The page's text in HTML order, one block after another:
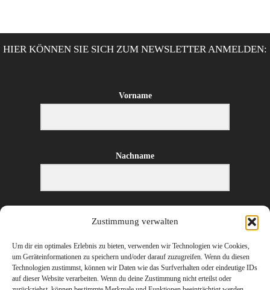
Zustimmung verwalten
Um dir ein optimales Erlebnis zu bieten, verwenden wir Technologien wie Cookies,
um Geräteinformationen zu speichern und/oder darauf zuzugreifen. Wenn du diesen
Technologien zustimmst, können wir Daten wie das Surfverhalten oder eindeutige IDs
auf dieser Website verarbeiten. Wenn du deine Zustimmung nicht erteilst oder
HIER KÖNNEN SIE SICH ZUM NEWSLETTER ANMELDEN:
Vorname
Nachname
E-Mail-Adresse
ANMELDEN